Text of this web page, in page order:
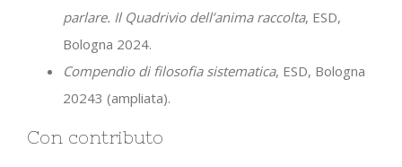
parlare. Il Quadrivio dell’anima raccolta, ESD,
Bologna 2024.
Compendio di filosofia sistematica, ESD, Bologna
20243 (ampliata).
Con contributo